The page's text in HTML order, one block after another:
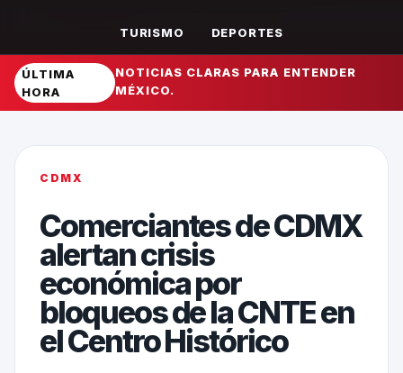
TURISMO DEPORTES
ÚLTIMA
HORA
NOTICIAS CLARAS PARA ENTENDER
MÉXICO.
CDMX
Comerciantes de CDMX
alertan crisis
económica por
bloqueos de la CNTE en
el Centro Histórico